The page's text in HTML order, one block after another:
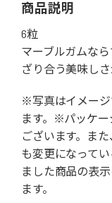
商品説明
6粒
マーブルガムな
ざり合う美味しさ
※写真はイメージ
ます。※パッケ
ございます。ま
も変更になって
ました商品の表
ます。